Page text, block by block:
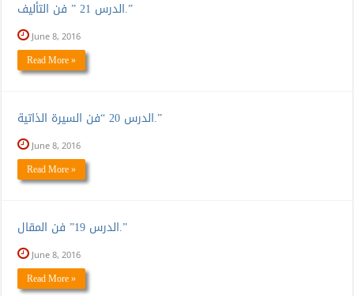
الدرس 21 ” فن التأليف.”
June 8, 2016
Read More »
الدرس 20 “فن السيرة الذاتية.”
June 8, 2016
Read More »
الدرس 19” فن المقال.”
June 8, 2016
Read More »